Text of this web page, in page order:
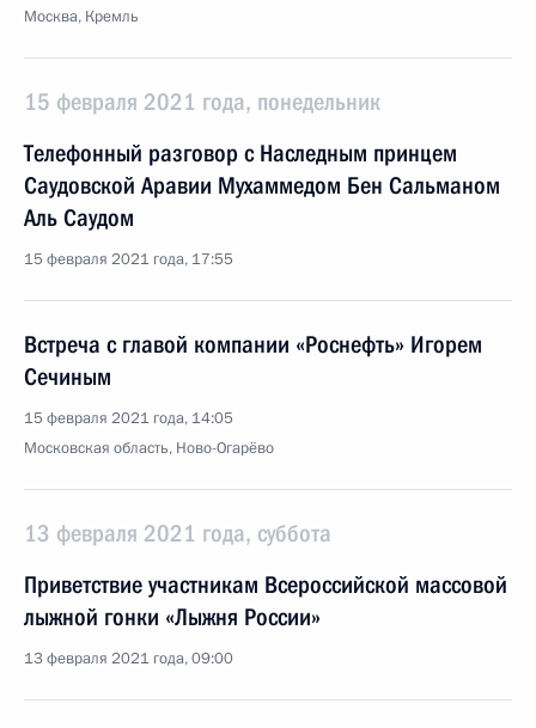
Москва, Кремль
15 февраля 2021 года, понедельник
Телефонный разговор с Наследным принцем
Саудовской Аравии Мухаммедом Бен Сальманом
Аль Саудом
15 февраля 2021 года, 17:55
Встреча с главой компании «Роснефть» Игорем
Сечиным
15 февраля 2021 года, 14:05
Московская область, Ново-Огарёво
13 февраля 2021 года, суббота
Приветствие участникам Всероссийской массовой
лыжной гонки «Лыжня России»
13 февраля 2021 года, 09:00